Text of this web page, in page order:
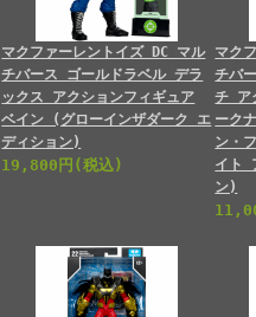
マクファーレントイズ DC マル
チバース ゴールドラベル デラ
ックス アクションフィギュア
ベイン (グローインザダーク エ
ディション)
19,800円(税込)
マク
チバ
チ ア
ーク
ン・
イト
ン)